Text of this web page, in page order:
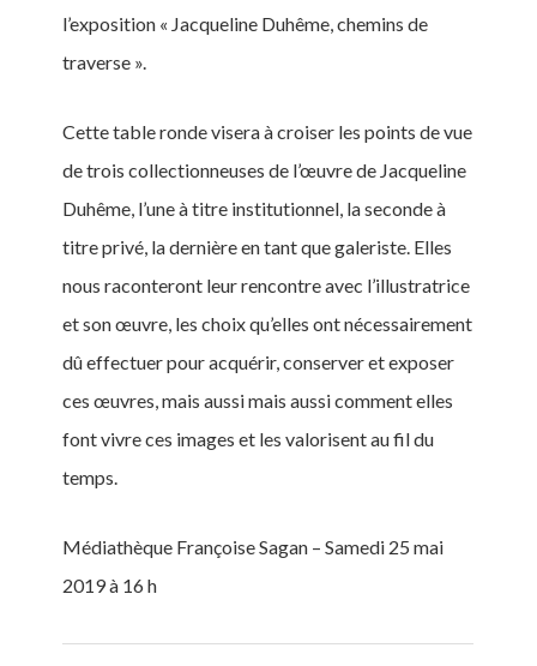
l’exposition « Jacqueline Duhême, chemins de
traverse ».
Cette table ronde visera à croiser les points de vue
de trois collectionneuses de l’œuvre de Jacqueline
Duhême, l’une à titre institutionnel, la seconde à
titre privé, la dernière en tant que galeriste. Elles
nous raconteront leur rencontre avec l’illustratrice
et son œuvre, les choix qu’elles ont nécessairement
dû effectuer pour acquérir, conserver et exposer
ces œuvres, mais aussi mais aussi comment elles
font vivre ces images et les valorisent au fil du
temps.
Médiathèque Françoise Sagan – Samedi 25 mai
2019 à 16 h